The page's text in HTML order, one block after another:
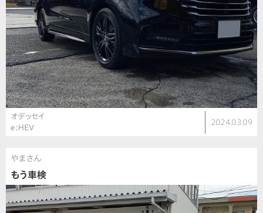
オデッセイ
e:HEV
2024.03.09
やまさん
もう車検